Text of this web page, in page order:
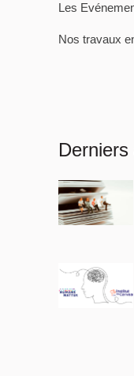
Les
Nos travaux